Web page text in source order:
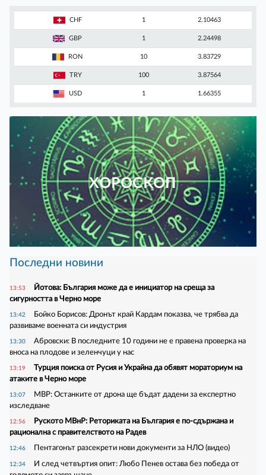
CHF 1 2.10463
GBP 1 2.24498
RON 10 3.83729
TRY 100 3.87564
USD 1 1.66355
ХОРОСКОП
Последни новини
13:53
Йотова: България може да е инициатор на среща за
сигурността в Черно море
13:42
Бойко Борисов: Дронът край Кардам показва, че трябва да
развиваме военната си индустрия
13:30
Абровски: В последните 10 години не е правена проверка на
вноса на плодове и зеленчуци у нас
13:19
Турция поиска от Русия и Украйна да обявят мораториум на
атаките в Черно море
13:07
МВР: Останките от дрона ще бъдат дадени за експертно
изследване
12:56
Руското МВнР: Реториката на България е по-сдържана и
рационална с правителството на Радев
12:46 Пентагонът разсекрети нови документи за НЛО (видео)
12:34
И след четвъртия опит: Любо Пенев остава без победа от